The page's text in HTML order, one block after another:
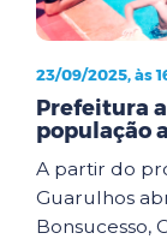
23/09/2025, às
Prefeitura
população
A partir do
Guarulhos
Bonsucesso,